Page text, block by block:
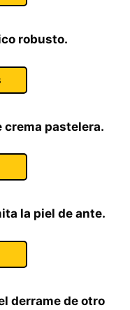
robusto.
crema pastelera.
la piel de ante.
derrame de otro